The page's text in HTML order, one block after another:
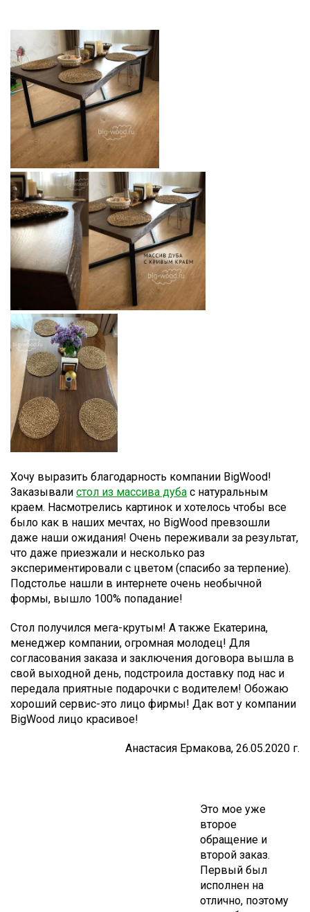
Хочу выразить благодарность компании BigWood!
Заказывали стол из массива дуба с натуральным
краем. Насмотрелись картинок и хотелось чтобы все
было как в наших мечтах, но BigWood превзошли
даже наши ожидания! Очень переживали за результат,
что даже приезжали и несколько раз
экспериментировали с цветом (спасибо за терпение).
Подстолье нашли в интернете очень необычной
формы, вышло 100% попадание!
Стол получился мега-крутым! А также Екатерина,
менеджер компании, огромная молодец! Для
согласования заказа и заключения договора вышла в
свой выходной день, подстроила доставку под нас и
передала приятные подарочки с водителем! Обожаю
хороший сервис-это лицо фирмы! Дак вот у компании
BigWood лицо красивое!
Анастасия Ермакова, 26.05.2020 г.
Это мое уже
второе
обращение и
второй заказ.
Первый был
исполнен на
отлично, поэтому